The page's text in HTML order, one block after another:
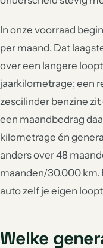
In onze voorraad
per maand. Dat
over een langere
jaarkilometrage; een
zescilinder benzine
een maandbedrag
kilometrage én
anders over 48
maanden/30.000 km.
auto zelf je eigen
Welke